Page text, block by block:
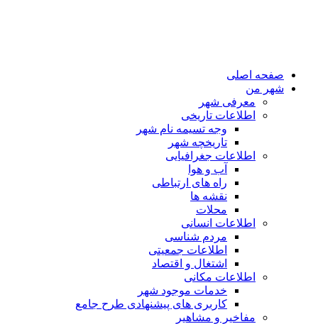
اصلی
معرفی شهر
اطلاعات تاریخی
وجه تسیمه نام شهر
تاریخچه شهر
اطلاعات جغرافیایی
راه های ارتباطی
اطلاعات انسانی
مردم شناسی
اطلاعات جمعیتی
اشتغال و اقتصاد
اطلاعات مکانی
خدمات موجود شهر
کاربری های پیشنهادی طرح جامع
مفاخیر و مشاهیر